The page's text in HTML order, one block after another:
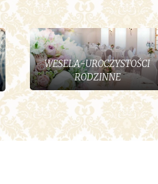
WESELA-UROCZYSTOŚCI
RODZINNE